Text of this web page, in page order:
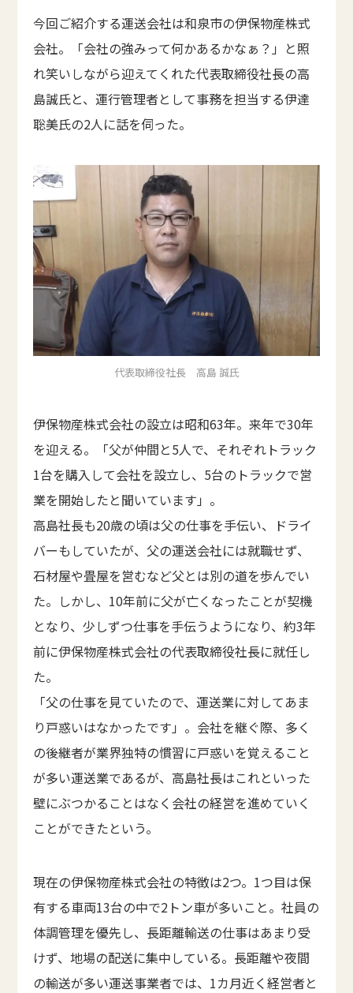
今回ご紹介する運送会社は和泉市の伊保物産株式
会社。「会社の強みって何かあるかなぁ？」と照
れ笑いしながら迎えてくれた代表取締役社長の高
島誠氏と、運行管理者として事務を担当する伊達
聡美氏の2人に話を伺った。
代表取締役社長 高島 誠氏
伊保物産株式会社の設立は昭和63年。来年で30年
を迎える。「父が仲間と5人で、それぞれトラック
1台を購入して会社を設立し、5台のトラックで営
業を開始したと聞いています」。
高島社長も20歳の頃は父の仕事を手伝い、ドライ
バーもしていたが、父の運送会社には就職せず、
石材屋や畳屋を営むなど父とは別の道を歩んでい
た。しかし、10年前に父が亡くなったことが契機
となり、少しずつ仕事を手伝うようになり、約3年
前に伊保物産株式会社の代表取締役社長に就任し
た。
「父の仕事を見ていたので、運送業に対してあま
り戸惑いはなかったです」。会社を継ぐ際、多く
の後継者が業界独特の慣習に戸惑いを覚えること
が多い運送業であるが、高島社長はこれといった
壁にぶつかることはなく会社の経営を進めていく
ことができたという。
現在の伊保物産株式会社の特徴は2つ。1つ目は保
有する車両13台の中で2トン車が多いこと。社員の
体調管理を優先し、長距離輸送の仕事はあまり受
けず、地場の配送に集中している。長距離や夜間
の輸送が多い運送事業者では、1カ月近く経営者と